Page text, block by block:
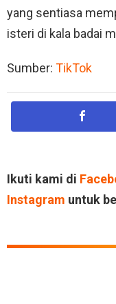
yang sentiasa
isteri di kala badai
Sumber: TikTok
Ikuti kami di
Instagram untuk